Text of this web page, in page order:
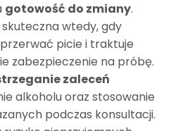
gotowość do zmiany.
wtedy, gdy
picie i traktuje
zabezpieczenie na próbę.
zaleceń
alkoholu oraz stosowanie
podczas konsultacji.